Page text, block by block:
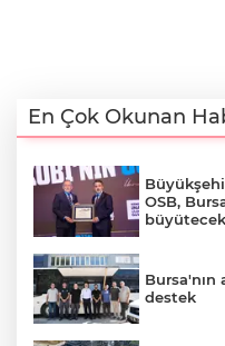
En Çok Okunan
OSB,
destek